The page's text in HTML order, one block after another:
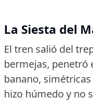
La Siesta del
El tren salió del
bermejas, penetró
banano,
hizo húmedo y no